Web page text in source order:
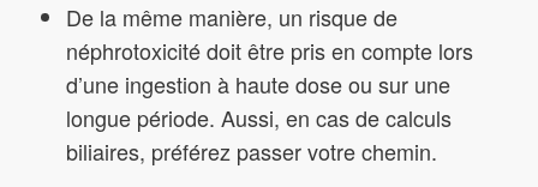
De la même manière, un risque de
néphrotoxicité doit être pris en compte lors
d’une ingestion à haute dose ou sur une
longue période. Aussi, en cas de calculs
biliaires, préférez passer votre chemin.